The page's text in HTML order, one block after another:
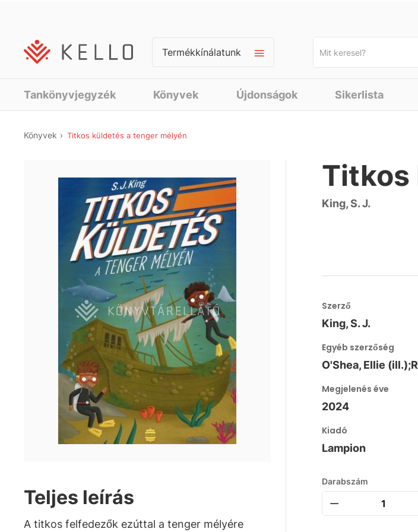
Termékkínálatunk
Tankönyvjegyzék Könyvek Újdonságok Sikerlista
Könyvek Titkos küldetés a tenger mélyén
Teljes leírás
A titkos felfedezők ezúttal a tenger mélyére
Titkos
King, S. J.
Szerző
King, S. J.
Egyéb szerzőség
O'Shea, Ellie
Megjelenés éve
2024
Kiadó
Lampion
Darabszám